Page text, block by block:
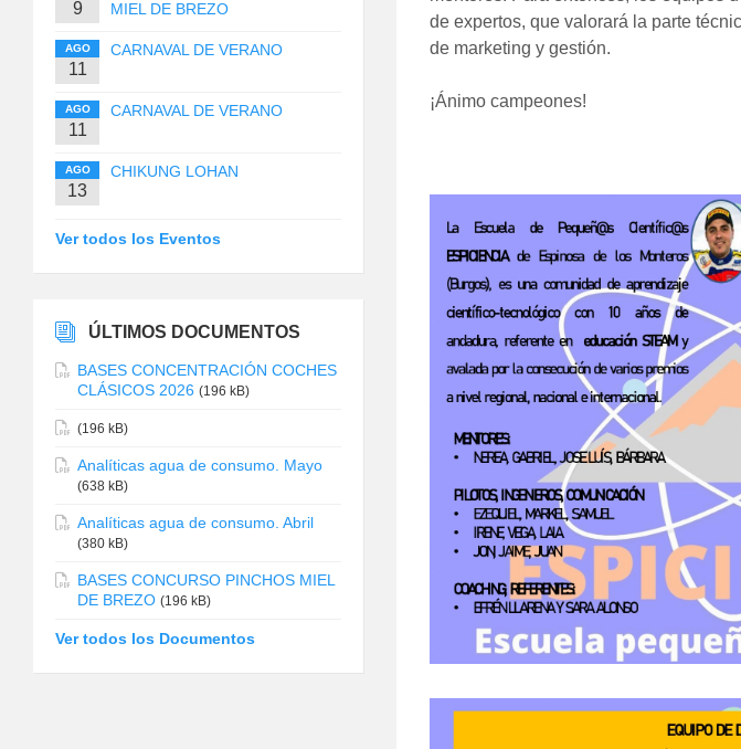
de expertos, que valorará la parte
de marketing y gestión.
¡Ánimo campeones!
9
MIEL DE BREZO
AGO
11
CARNAVAL DE VERANO
AGO
11
CARNAVAL DE VERANO
AGO
13
CHIKUNG LOHAN
Ver todos los Eventos
ÚLTIMOS DOCUMENTOS
BASES CONCENTRACIÓN COCHES
CLÁSICOS 2026 (196 kB)
(196 kB)
Analíticas agua de consumo. Mayo
(638 kB)
Analíticas agua de consumo. Abril
(380 kB)
BASES CONCURSO PINCHOS MIEL
DE BREZO (196 kB)
Ver todos los Documentos